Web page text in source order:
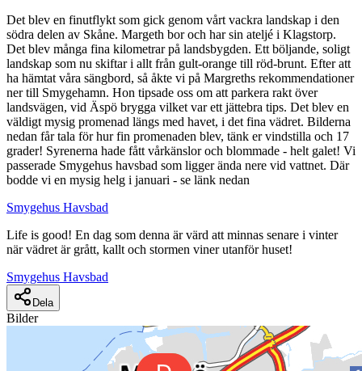
Det blev en finutflykt som gick genom vårt vackra landskap i den
södra delen av Skåne. Margeth bor och har sin ateljé i Klagstorp.
Det blev många fina kilometrar på landsbygden. Ett böljande, soligt
landskap som nu skiftar i allt från gult-orange till röd-brunt. Efter att
ha hämtat våra sängbord, så åkte vi på Margreths rekommendationer
ner till Smygehamn. Hon tipsade oss om att parkera rakt över
landsvägen, vid Äspö brygga vilket var ett jättebra tips. Det blev en
väldigt mysig promenad längs med havet, i det fina vädret. Bilderna
nedan får tala för hur fin promenaden blev, tänk er vindstilla och 17
grader! Syrenerna hade fått vårkänslor och blommade - helt galet! Vi
passerade Smygehus havsbad som ligger ända nere vid vattnet. Där
bodde vi en mysig helg i januari - se länk nedan
Smygehus Havsbad
Life is good! En dag som denna är värd att minnas senare i vinter
när vädret är grått, kallt och stormen viner utanför huset!
Smygehus Havsbad
Dela
Bilder